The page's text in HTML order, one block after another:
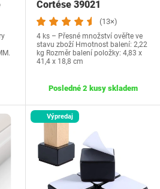
Cortése 39021
(13×)
4 ks – Přesné množství ověřte ve
stavu zboží Hmotnost balení: 2,22
kg Rozměr balení položky: 4,83 x
41,4 x 18,8 cm
Posledné 2 kusy skladem
Výpredaj